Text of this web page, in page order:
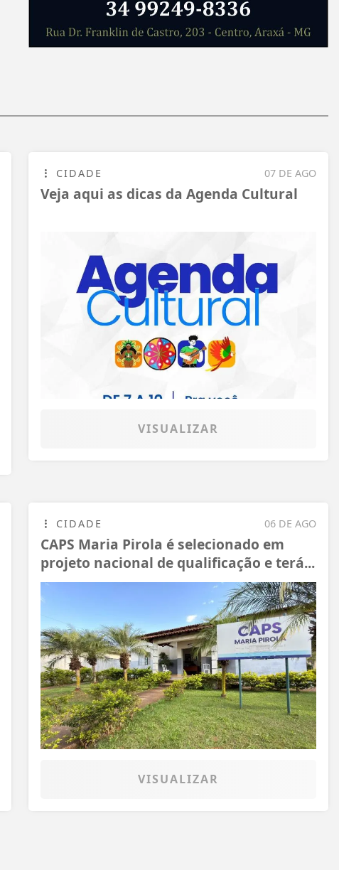
07 DE AGO
CIDADE
Veja aqui as dicas da Agenda Cultural
VISUALIZAR
06 DE AGO
CIDADE
CAPS Maria Pirola é selecionado em
projeto nacional de qualificação e terá...
VISUALIZAR